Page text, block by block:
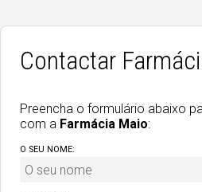
Contactar
Preencha o formulário abaixo
com a Farmácia Maio:
O SEU NOME: